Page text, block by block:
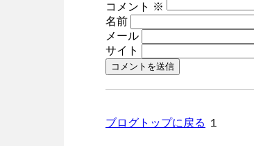
コメント ※
名前
メール
サイト
ブログトップに戻る １